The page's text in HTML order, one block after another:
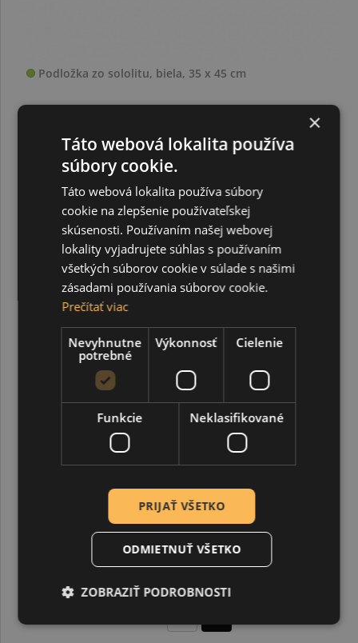
Podložka zo sololitu, biela, 35 x 45 cm
Podložka zo sololitu, biela, 40 x 60 cm
×
Táto webová lokalita používa
súbory cookie.
Táto webová lokalita používa súbory
cookie na zlepšenie používateľskej
skúsenosti. Používaním našej webovej
lokality vyjadrujete súhlas s používaním
všetkých súborov cookie v súlade s našimi
zásadami používania súborov cookie.
Prečítať viac
Nevyhnutne
potrebné
Výkonnosť Cielenie
Funkcie Neklasifikované
PRIJAŤ VŠETKO
ODMIETNUŤ VŠETKO
ZOBRAZIŤ PODROBNOSTI